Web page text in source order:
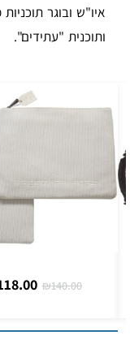
איו"ש ובוגר
ותוכנית "עתידים".
₪140.00